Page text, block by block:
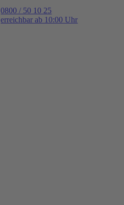
0800 / 50 10 25
erreichbar ab 10:00 Uhr